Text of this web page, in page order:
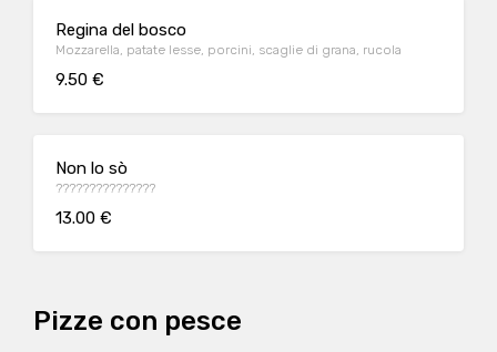
Regina del bosco
Mozzarella, patate lesse, porcini, scaglie di grana, rucola
9.50 €
Non lo sò
???????????????
13.00 €
Pizze con pesce